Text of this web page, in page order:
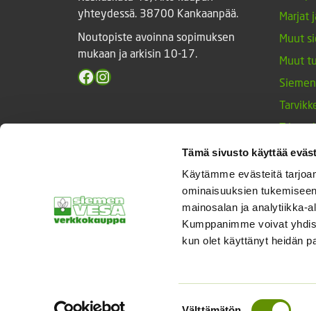
Tämä sivusto käyttää
Käytämme evästeitä
ominaisuuksien
mainosalan ja analytiikka-
Kumppanimme voivat
kun olet käyttänyt heidän
yhteydessä. 38700 Kankaanpää.
Noutopiste avoinna sopimuksen
mukaan ja arkisin 10-17.
Facebook
Instagram
Marjat
Muut
Muut
Yrtit ja
© Siemenvesa